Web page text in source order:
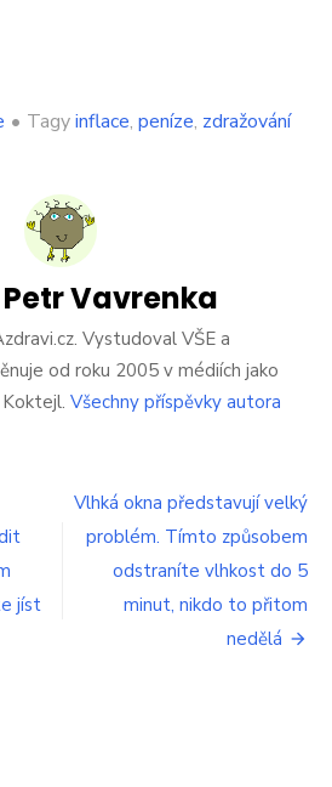
• Tagyinflace, peníze, zdražování
Petr Vavrenka
Vystudoval VŠE a
od roku 2005 v médiích jako
Všechny příspěvky autora
jíst
Vlhká okna představují velký
problém. Tímto způsobem
odstraníte vlhkost do 5
minut, nikdo to přitom
nedělá